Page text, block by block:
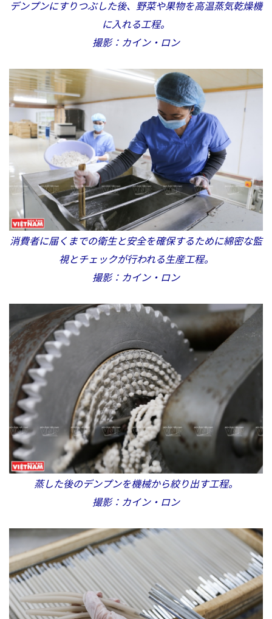
デンプンにすりつぶした後、野菜や果物を高温蒸気乾燥機
に入れる工程。
撮影：カイン・ロン
消費者に届くまでの衛生と安全を確保するために綿密な監
視とチェックが行われる生産工程。
撮影：カイン・ロン
蒸した後のデンプンを機械から絞り出す工程。
撮影：カイン・ロン